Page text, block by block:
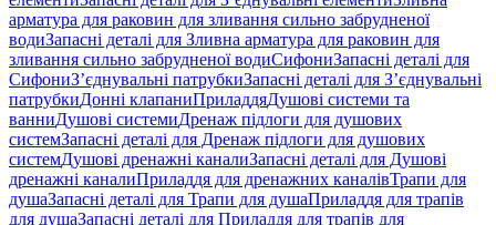
арматура для раковин для зливання сильно забрудненої
водиЗапасні деталі для Зливна арматура для раковин для
зливання сильно забрудненої водиСифониЗапасні деталі для
СифониЗ’єднувальні патрубкиЗапасні деталі для З’єднувальні
патрубкиДонні клапаниПриладдяДушові системи та
ванниДушові системиДренаж підлоги для душових
системЗапасні деталі для Дренаж підлоги для душових
системДушові дренажні каналиЗапасні деталі для Душові
дренажні каналиПриладдя для дренажних каналівТрапи для
душаЗапасні деталі для Трапи для душаПриладдя для трапів
для душаЗапасні деталі для Приладдя для трапів для